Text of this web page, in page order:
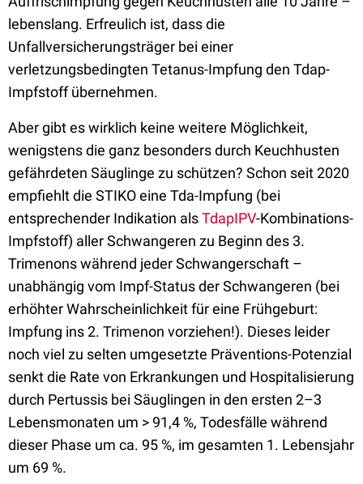
lebenslang. Erfreulich ist, dass die
Unfallversicherungsträger bei einer
verletzungsbedingten Tetanus-Impfung den Tdap-
Impfstoff übernehmen.
Aber gibt es wirklich keine weitere Möglichkeit,
wenigstens die ganz besonders durch Keuchhusten
gefährdeten Säuglinge zu schützen? Schon seit 2020
empfiehlt die STIKO eine Tda-Impfung (bei
entsprechender Indikation alsTdapIPV-Kombinations-
Impfstoff) aller Schwangeren zu Beginn des 3.
Trimenons während jeder Schwangerschaft –
unabhängig vom Impf-Status der Schwangeren (bei
erhöhter Wahrscheinlichkeit für eine Frühgeburt:
Impfung ins 2. Trimenon vorziehen!). Dieses leider
noch viel zu selten umgesetzte Präventions-Potenzial
senkt die Rate von Erkrankungen und Hospitalisierung
durch Pertussis bei Säuglingen in den ersten 2–3
Lebensmonaten um > 91,4 %, Todesfälle während
dieser Phase um ca. 95 %, im gesamten 1. Lebensjahr
um 69 %.